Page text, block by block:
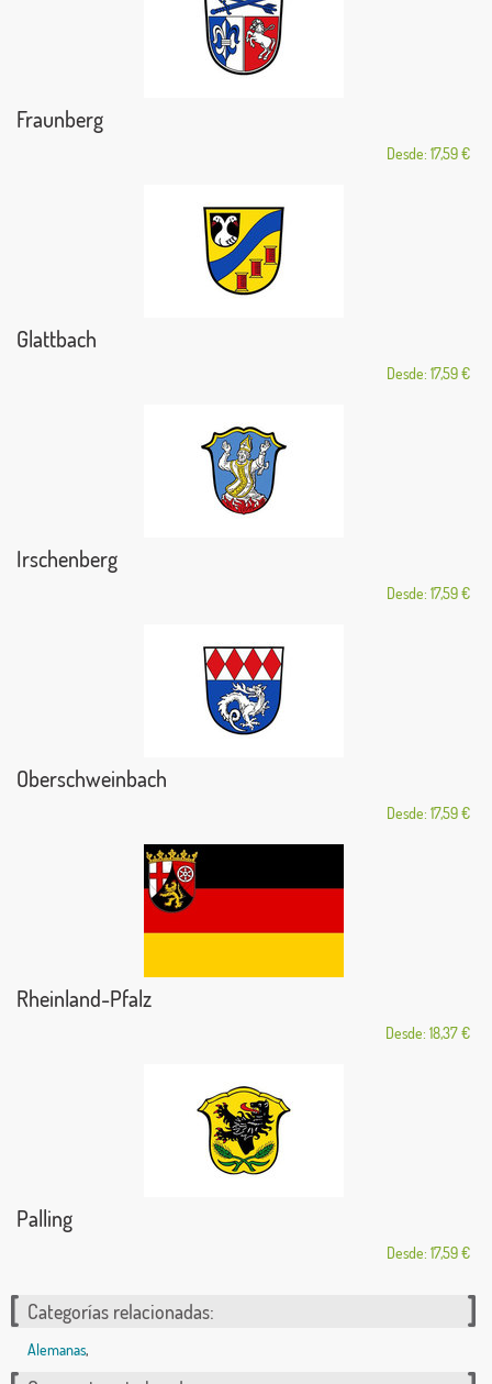
Fraunberg
Desde: 17,59 €
Glattbach
Desde: 17,59 €
Irschenberg
Desde: 17,59 €
Oberschweinbach
Desde: 17,59 €
Rheinland-Pfalz
Desde: 18,37 €
Palling
Desde: 17,59 €
Categorías relacionadas:
Alemanas,